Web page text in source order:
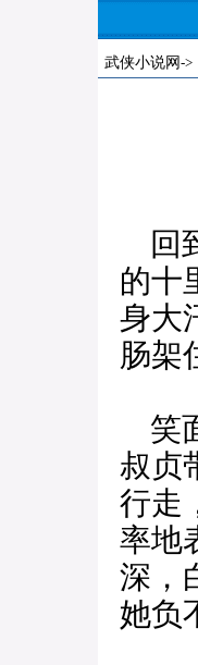
武侠小说网 ->
回
的十
身大
肠架
笑
叔贞
行走
率地
深，
她负